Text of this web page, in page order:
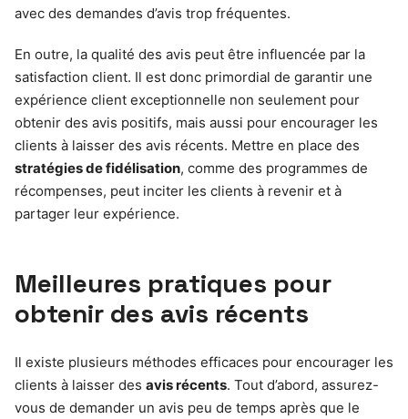
avec des demandes d’avis trop fréquentes.
En outre, la qualité des avis peut être influencée par la
satisfaction client. Il est donc primordial de garantir une
expérience client exceptionnelle non seulement pour
obtenir des avis positifs, mais aussi pour encourager les
clients à laisser des avis récents. Mettre en place des
stratégies de fidélisation, comme des programmes de
récompenses, peut inciter les clients à revenir et à
partager leur expérience.
Meilleures pratiques pour
obtenir des avis récents
Il existe plusieurs méthodes efficaces pour encourager les
clients à laisser des avis récents. Tout d’abord, assurez-
vous de demander un avis peu de temps après que le